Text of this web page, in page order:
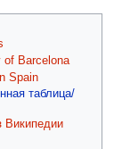
of Barcelona
Spain
таблица/
Википедии